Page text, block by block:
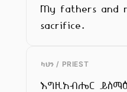
My fathers and
sacrifice.
ካህን / PRIEST
እግዚአብሔር